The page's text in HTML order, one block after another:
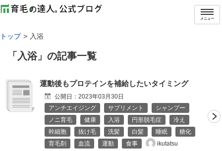
メニュー
トップ 入浴
「 入浴」の記事一覧
運動後もプロテインを補給したいタイミング
公開日： 2023年03月30日
アンチエイジング
サプリメント
シャンプー
ノニ育毛
健康 入浴 円形脱毛症
冷え
幹細胞
抜け毛 洗髪 白髪 睡眠
糖化
育毛剤
血流 運動 食事 ikutatsu